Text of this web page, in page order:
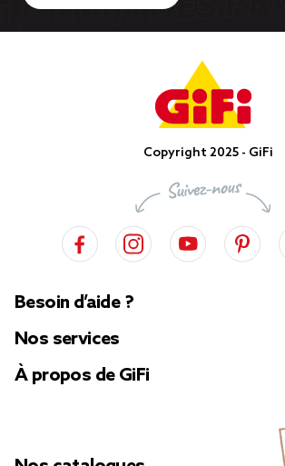
Copyright 2025 - GiFi
Besoin d’aide ?
Nos services
À propos de GiFi